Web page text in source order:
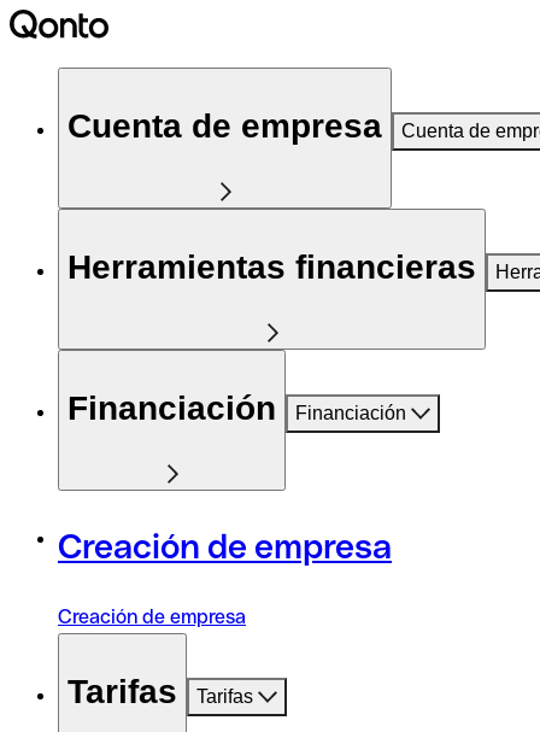
Cuenta de empresa Cuenta de
Herramientas financieras
Financiación Financiación
Creación de empresa
Creación de empresa
Tarifas Tarifas